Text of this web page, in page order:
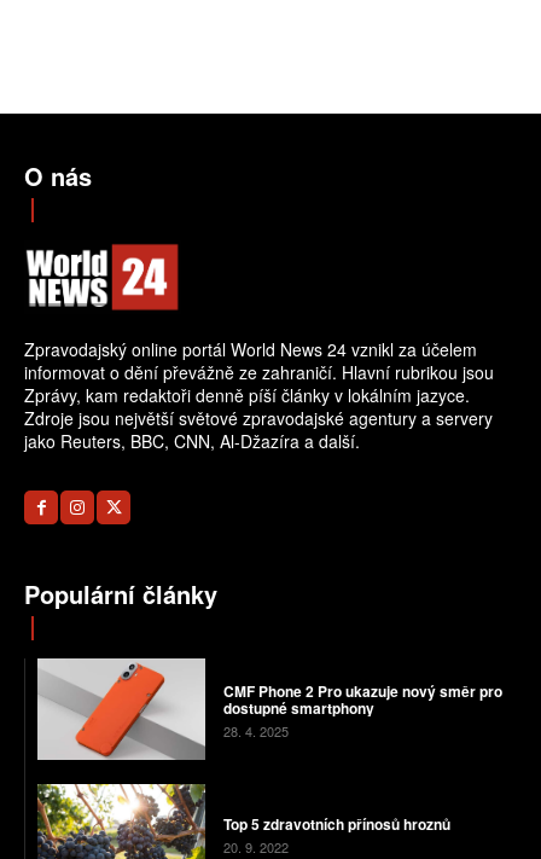
O nás
Zpravodajský online portál World News 24 vznikl za účelem
informovat o dění převážně ze zahraničí. Hlavní rubrikou jsou
Zprávy, kam redaktoři denně píší články v lokálním jazyce.
Zdroje jsou největší světové zpravodajské agentury a servery
jako Reuters, BBC, CNN, Al-Džazíra a další.
Populární články
CMF Phone 2 Pro ukazuje nový směr pro
dostupné smartphony
28. 4. 2025
Top 5 zdravotních přínosů hroznů
20. 9. 2022